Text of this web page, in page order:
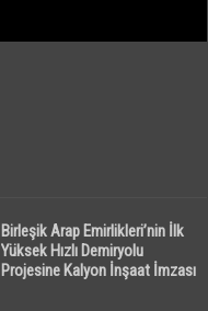
Birleşik Arap Emirlikleri’nin İlk
Yüksek Hızlı Demiryolu
Projesine Kalyon İnşaat İmzası